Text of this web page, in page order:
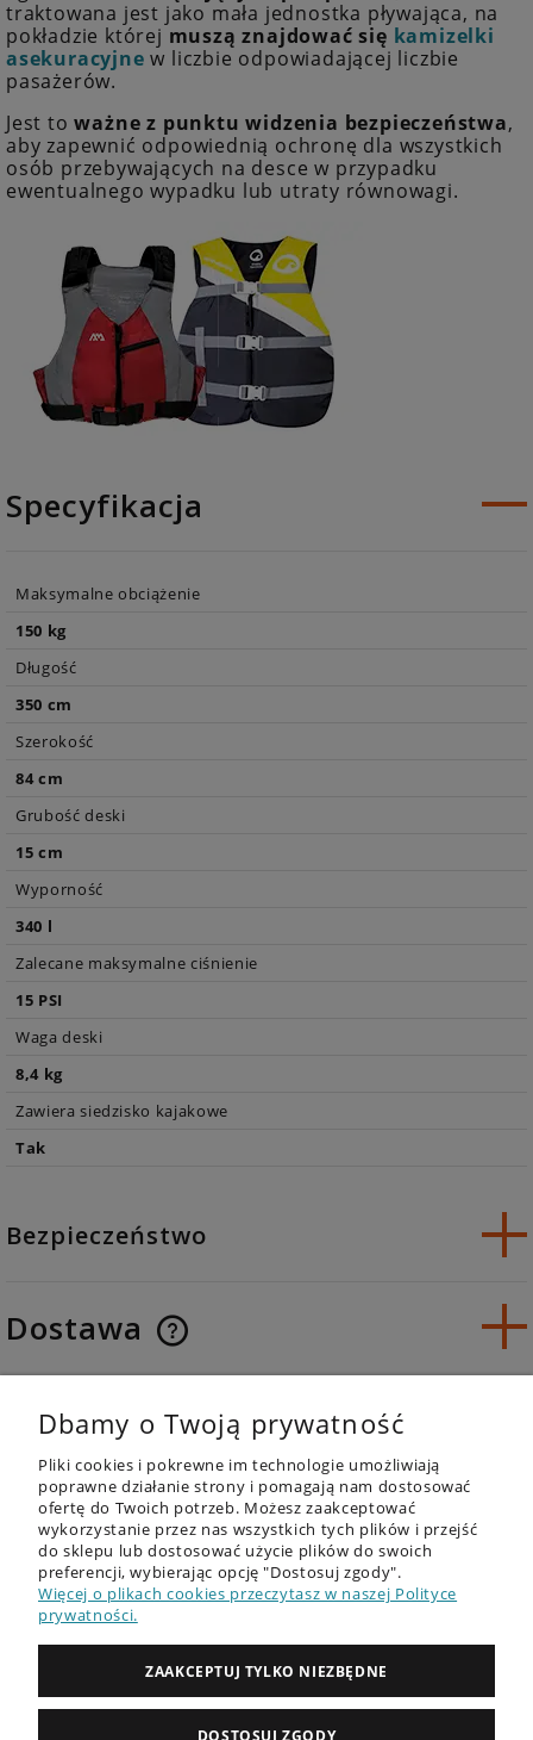
traktowana jest jako mała jednostka pływająca, na
pokładzie której muszą znajdować się kamizelki
asekuracyjne w liczbie odpowiadającej liczbie
pasażerów.
Jest toważne z punktu widzenia bezpieczeństwa,
aby zapewnić odpowiednią ochronę dla wszystkich
osób przebywających na desce w przypadku
ewentualnego wypadku lub utraty równowagi.
Specyfikacja
Maksymalne obciążenie
150 kg
Długość
350 cm
Szerokość
84 cm
Grubość deski
15 cm
Wyporność
340 l
Zalecane maksymalne ciśnienie
15 PSI
Waga deski
8,4 kg
Zawiera siedzisko kajakowe
Tak
Bezpieczeństwo
Dostawa
Opinie o produkcie (0)
OFERTA
DESKI SUP - RECENZJE
ZAKUPY
Dbamy o Twoją prywatność
Pliki cookies i pokrewne im technologie umożliwiają
poprawne działanie strony i pomagają nam dostosować
ofertę do Twoich potrzeb. Możesz zaakceptować
wykorzystanie przez nas wszystkich tych plików i przejść
do sklepu lub dostosować użycie plików do swoich
preferencji, wybierając opcję "Dostosuj zgody".
Więcej o plikach cookies przeczytasz w naszej Polityce
prywatności.
ZAAKCEPTUJ TYLKO NIEZBĘDNE
DOSTOSUJ ZGODY